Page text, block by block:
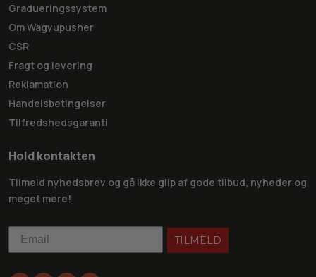
Gradueringssystem
Om Wagyupusher
CSR
Fragt og levering
Reklamation
Handelsbetingelser
Tilfredshedsgaranti
Hold kontakten
Tilmeld nyhedsbrev og gå ikke glip af gode tilbud, nyheder og
meget mere!
TILMELD